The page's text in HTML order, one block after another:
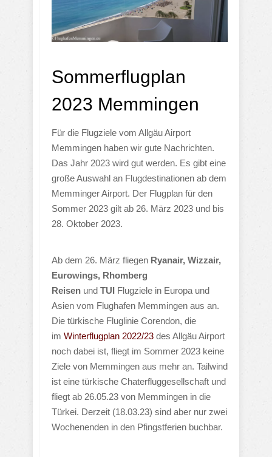
Sommerflugplan
2023 Memmingen
Für die Flugziele vom Allgäu Airport
Memmingen haben wir gute Nachrichten.
Das Jahr 2023 wird gut werden. Es gibt eine
große Auswahl an Flugdestinationen ab dem
Memminger Airport. Der Flugplan für den
Sommer 2023 gilt ab 26. März 2023 und bis
28. Oktober 2023.
Ab dem 26. März fliegen Ryanair, Wizzair,
Eurowings, Rhomberg
Reisen und TUI Flugziele in Europa und
Asien vom Flughafen Memmingen aus an.
Die türkische Fluglinie Corendon, die
im Winterflugplan 2022/23 des Allgäu Airport
noch dabei ist, fliegt im Sommer 2023 keine
Ziele von Memmingen aus mehr an. Tailwind
ist eine türkische Chaterfluggesellschaft und
fliegt ab 26.05.23 von Memmingen in die
Türkei. Derzeit (18.03.23) sind aber nur zwei
Wochenenden in den Pfingstferien buchbar.